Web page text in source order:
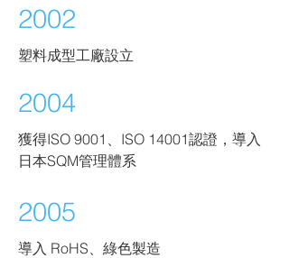
2002
塑料成型工廠設立
2004
獲得ISO 9001、ISO 14001認證，導入
日本SQM管理體系
2005
導入 RoHS、綠色製造